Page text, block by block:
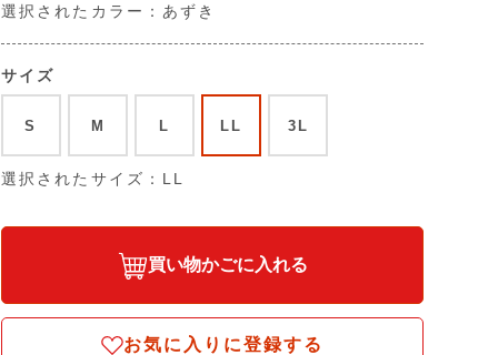
選択されたカラー：あずき
サイズ
S M L LL 3L
選択されたサイズ：LL
買い物かごに入れる
お気に入りに登録する